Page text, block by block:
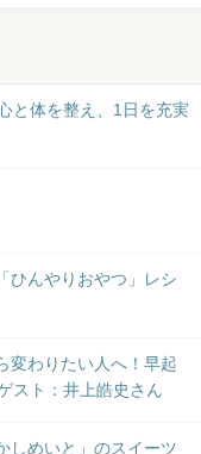
と体を整え、1日を充実
ひんやりおやつ」レシ
変わりたい人へ！早起
スト：井上皓史さん
しめいと」のスイーツ